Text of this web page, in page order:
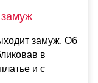
замуж. Об
в
и с